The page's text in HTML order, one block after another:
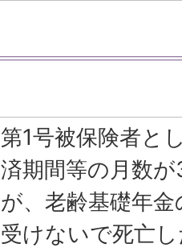
第1号被保険者と
済期間等の月数
が、老齢基礎年
受けないで死亡